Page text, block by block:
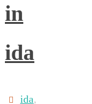
in
ida
ida,